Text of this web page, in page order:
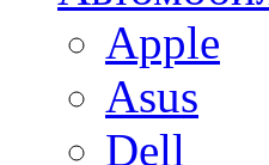
Apple
Asus
Dell